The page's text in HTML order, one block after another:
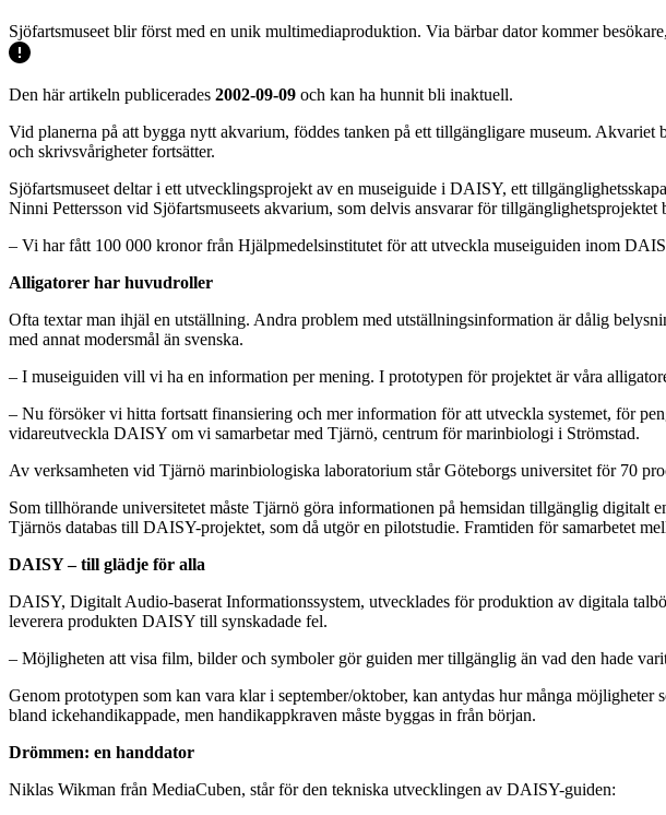
Sjöfartsmuseet blir först med en unik multimediaproduktion. Via bärbar dator kommer
Den här artikeln publicerades 2002-09-09 och kan ha hunnit bli inaktuell.
Vid planerna på att bygga nytt akvarium, föddes tanken på ett tillgängligare museum.
och skrivsvårigheter fortsätter.
Sjöfartsmuseet deltar i ett utvecklingsprojekt av en museiguide i DAISY, ett
Ninni Pettersson vid Sjöfartsmuseets akvarium, som delvis ansvarar för tillgänglighetsprojektet
– Vi har fått 100 000 kronor från Hjälpmedelsinstitutet för att utveckla museiguiden inom
Alligatorer har huvudroller
Ofta textar man ihjäl en utställning. Andra problem med utställningsinformation är dålig
med annat modersmål än svenska.
– I museiguiden vill vi ha en information per mening. I prototypen för projektet är våra
– Nu försöker vi hitta fortsatt finansiering och mer information för att utveckla systemet, för
vidareutveckla DAISY om vi samarbetar med Tjärnö, centrum för marinbiologi i Strömstad.
Av verksamheten vid Tjärnö marinbiologiska laboratorium står Göteborgs universitet för 70
Som tillhörande universitetet måste Tjärnö göra informationen på hemsidan tillgänglig
Tjärnös databas till DAISY-projektet, som då utgör en pilotstudie. Framtiden för samarbetet
DAISY – till glädje för alla
DAISY, Digitalt Audio-baserat Informationssystem, utvecklades för produktion av digitala
leverera produkten DAISY till synskadade fel.
– Möjligheten att visa film, bilder och symboler gör guiden mer tillgänglig än vad den hade
Genom prototypen som kan vara klar i september/oktober, kan antydas hur många
bland ickehandikappade, men handikappkraven måste byggas in från början.
Drömmen: en handdator
Niklas Wikman från MediaCuben, står för den tekniska utvecklingen av DAISY-guiden: